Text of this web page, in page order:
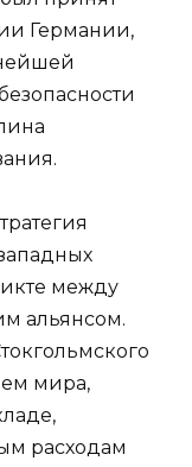
Германии,
между
альянсом.
мира,
расходам